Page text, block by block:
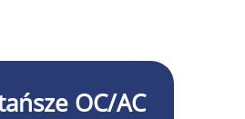
OC/AC